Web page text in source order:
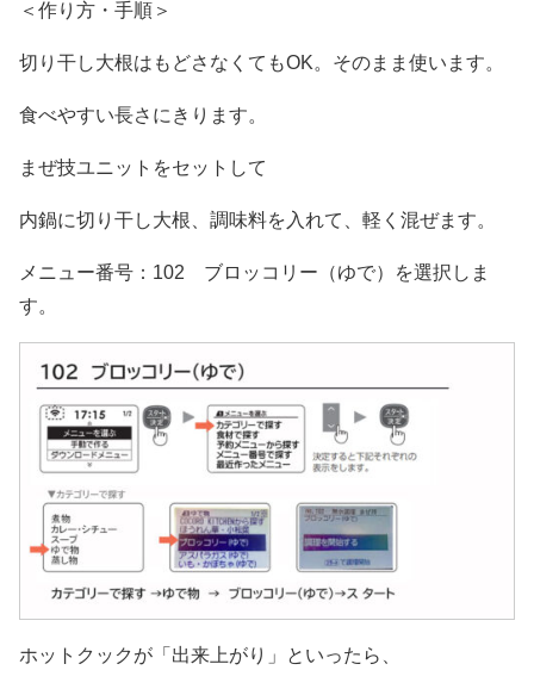
＜作り方・手順＞
切り干し大根はもどさなくてもOK。そのまま使います。
食べやすい長さにきります。
まぜ技ユニットをセットして
内鍋に切り干し大根、調味料を入れて、軽く混ぜます。
メニュー番号：102 ブロッコリー（ゆで）を選択しま
す。
ホットクックが「出来上がり」といったら、